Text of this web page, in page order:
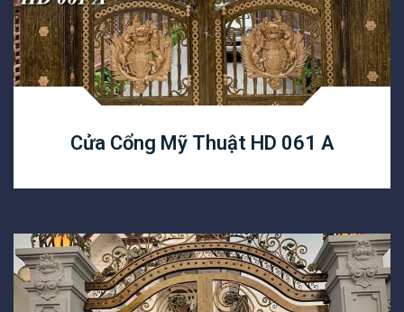
Cửa Cổng Mỹ Thuật HD 061 A